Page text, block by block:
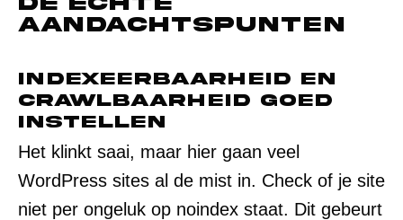
aandachtspunten
Indexeerbaarheid en
crawlbaarheid goed
instellen
Het klinkt saai, maar hier gaan veel
WordPress sites al de mist in. Check of je site
niet per ongeluk op noindex staat. Dit gebeurt